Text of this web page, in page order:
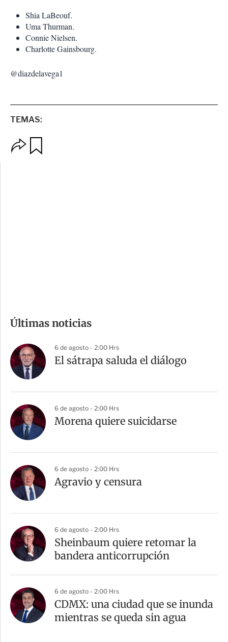
Shia LaBeouf.
Uma Thurman.
Connie Nielsen.
Charlotte Gainsbourg.
@diazdelavega1
TEMAS:
p
p
a
r
t
Últimas noticias
6 de agosto - 2:00 Hrs
El sátrapa saluda el diálogo
6 de agosto - 2:00 Hrs
Morena quiere suicidarse
6 de agosto - 2:00 Hrs
Agravio y censura
6 de agosto - 2:00 Hrs
Sheinbaum quiere retomar la
bandera anticorrupción
6 de agosto - 2:00 Hrs
CDMX: una ciudad que se inunda
mientras se queda sin agua